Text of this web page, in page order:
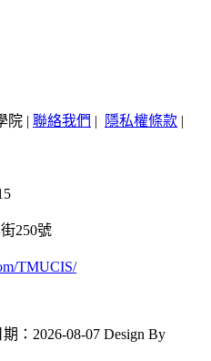
院 | 聯絡我們 | 隱私權條款 |
250號
TMUCIS/
：2026-08-07 Design By